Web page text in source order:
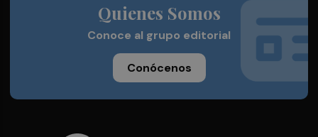
Quienes Somos
Conoce al grupo editorial
Conócenos